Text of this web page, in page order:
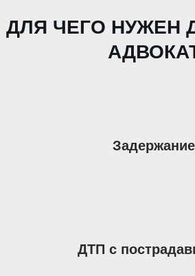
ДЛЯ ЧЕГО НУЖЕН
Задержание
ДТП с